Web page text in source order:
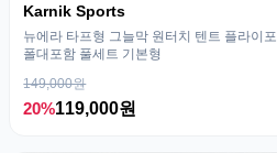
Karnik Sports
뉴에라 타프형 그늘막 원터치 텐트 플라이
폴대포함 풀세트 기본형
149,000원
20%119,000원